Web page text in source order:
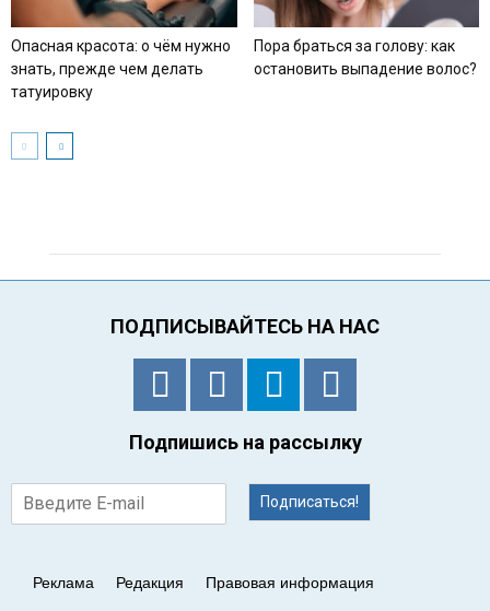
Опасная красота: о чём нужно
знать, прежде чем делать
татуировку
Пора браться за голову: как
остановить выпадение волос?
ПОДПИСЫВАЙТЕСЬ НА НАС
Подпишись на рассылку
Подписаться!
Реклама Редакция Правовая информация